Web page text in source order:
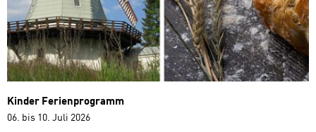
Kinder Ferienprogramm
06. bis 10. Juli 2026